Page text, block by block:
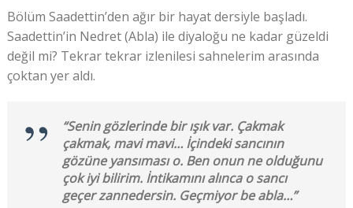
Bölüm Saadettin’den ağır bir hayat dersiyle başladı.
Saadettin’in Nedret (Abla) ile diyaloğu ne kadar güzeldi
değil mi? Tekrar tekrar izlenilesi sahnelerim arasında
çoktan yer aldı.
“Senin gözlerinde bir ışık var. Çakmak
çakmak, mavi mavi… İçindeki sancının
gözüne yansıması o. Ben onun ne olduğunu
çok iyi bilirim. İntikamını alınca o sancı
geçer zannedersin. Geçmiyor be abla…”